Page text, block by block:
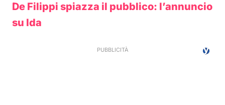
De Filippi spiazza il pubblico: l’annuncio
su Ida